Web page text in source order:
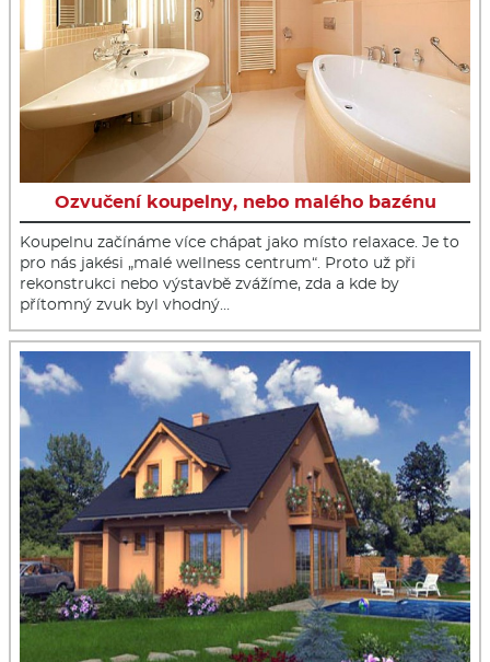
Ozvučení koupelny, nebo malého bazénu
Koupelnu začínáme více chápat jako místo relaxace. Je to
pro nás jakési „malé wellness centrum“. Proto už při
rekonstrukci nebo výstavbě zvážíme, zda a kde by
přítomný zvuk byl vhodný…